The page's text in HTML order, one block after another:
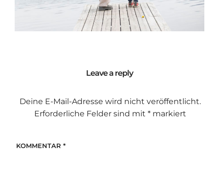
Leave a reply
Deine E-Mail-Adresse wird nicht veröffentlicht.
Erforderliche Felder sind mit *markiert
KOMMENTAR *